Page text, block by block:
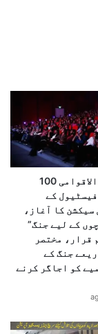
15ویں بین الاقوامی 100
کے
سیکشن کا آغاز،
کے لیے جنگ”
قرار، مختصر
جنگ کے
کو اجاگر کرنے